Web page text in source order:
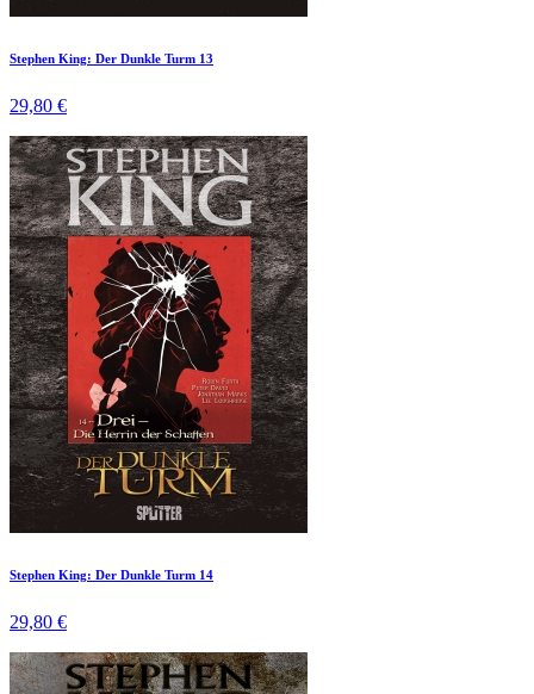
Stephen King: Der Dunkle Turm 13
29,80 €
Stephen King: Der Dunkle Turm 14
29,80 €